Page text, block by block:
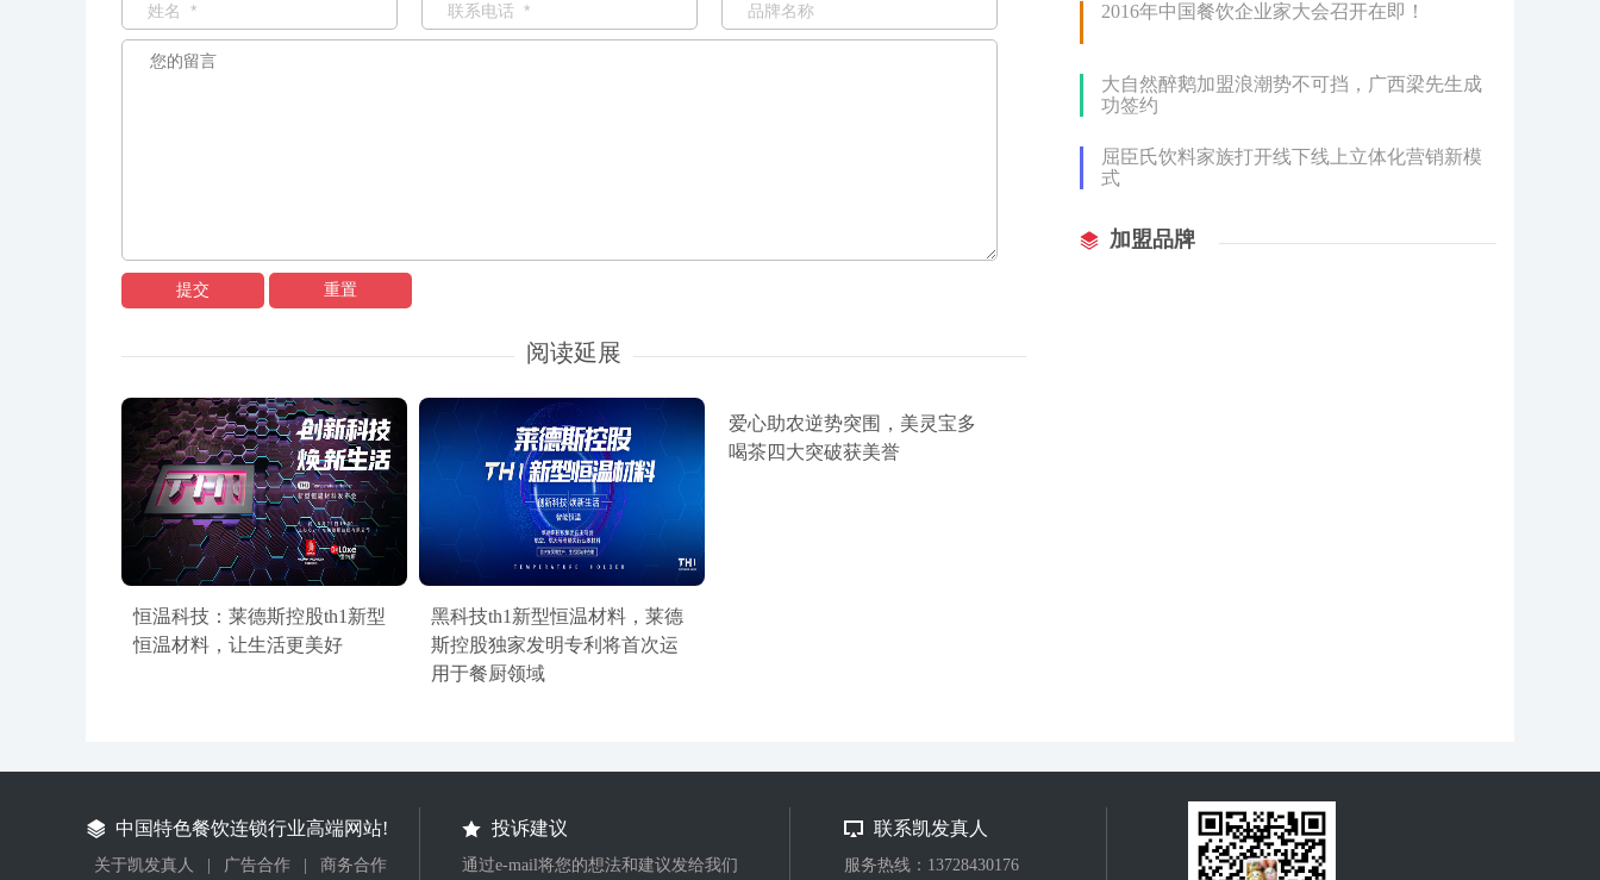
提交 重置
阅读延展
恒温科技：莱德斯控股th1新型
恒温材料，让生活更美好
黑科技th1新型恒温材料，莱德
斯控股独家发明专利将首次运
用于餐厨领域
爱心助农逆势突围，美灵宝多
喝茶四大突破获美誉
2016年中国餐饮企业家大会召开在即！
大自然醉鹅加盟浪潮势不可挡，广西梁先生成
功签约
屈臣氏饮料家族打开线下线上立体化营销新模
式
加盟品牌
中国特色餐饮连锁行业高端网站!
关于凯发真人 广告合作 商务合作
投诉建议
通过e-mail将您的想法和建议发给我们
联系凯发真人
服务热线：13728430176